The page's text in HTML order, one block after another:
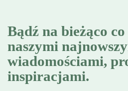
Bądź na bieżąco
naszymi
wiadomościami,
inspiracjami.